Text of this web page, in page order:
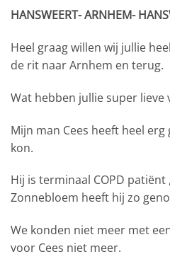
HANSWEERT- ARNHEM-
Heel graag willen wij jullie
de rit naar Arnhem en terug.
Wat hebben jullie super
Mijn man Cees heeft heel
kon.
Hij is terminaal COPD
Zonnebloem heeft hij zo
We konden niet meer met
voor Cees niet meer.